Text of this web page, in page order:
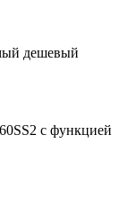
дешевый
с функцией